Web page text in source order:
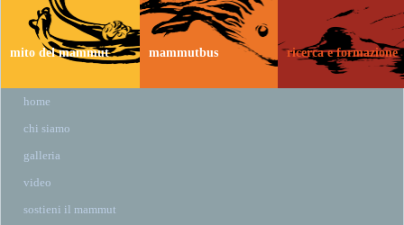
mito del mammut mammutbus ricerca e formazione
home
chi siamo
galleria
video
sostieni il mammut